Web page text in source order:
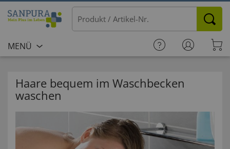
MENÜ
Haare bequem im Waschbecken
waschen